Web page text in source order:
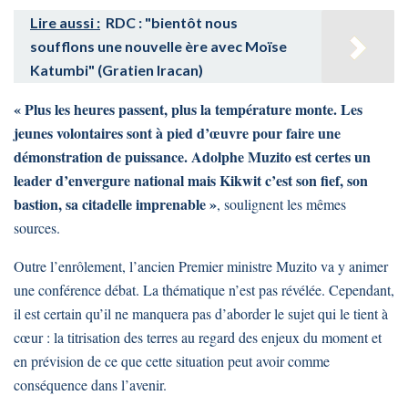
Lire aussi : RDC : "bientôt nous
soufflons une nouvelle ère avec Moïse
Katumbi" (Gratien Iracan)
« Plus les heures passent, plus la température monte. Les
jeunes volontaires sont à pied d’œuvre pour faire une
démonstration de puissance. Adolphe Muzito est certes un
leader d’envergure national mais Kikwit c’est son fief, son
bastion, sa citadelle imprenable », soulignent les mêmes
sources.
Outre l’enrôlement, l’ancien Premier ministre Muzito va y animer
une conférence débat. La thématique n’est pas révélée. Cependant,
il est certain qu’il ne manquera pas d’aborder le sujet qui le tient à
cœur : la titrisation des terres au regard des enjeux du moment et
en prévision de ce que cette situation peut avoir comme
conséquence dans l’avenir.